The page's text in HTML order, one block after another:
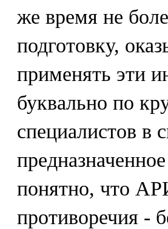
же время не
подготовку,
применять эти
буквально по
специалистов в
понятно, что
противоречия -